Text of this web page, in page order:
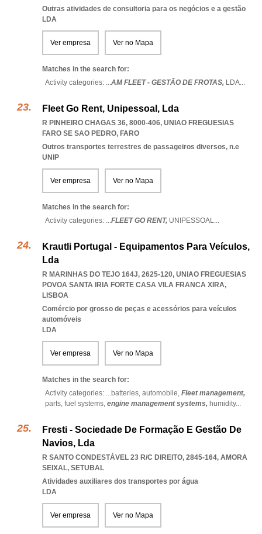
Outras atividades de consultoria para os negócios e a gestão
LDA
Ver empresa Ver no Mapa
Matches in the search for:
Activity categories: ...AM FLEET - GESTÃO DE FROTAS, LDA...
Fleet Go Rent, Unipessoal, Lda
R PINHEIRO CHAGAS 36, 8000-406, UNIAO FREGUESIAS
FARO SE SAO PEDRO, FARO
Outros transportes terrestres de passageiros diversos, n.e
UNIP
Ver empresa Ver no Mapa
Matches in the search for:
Activity categories: ...FLEET GO RENT, UNIPESSOAL...
Krautli Portugal - Equipamentos Para Veículos,
Lda
R MARINHAS DO TEJO 164J, 2625-120, UNIAO FREGUESIAS
POVOA SANTA IRIA FORTE CASA VILA FRANCA XIRA,
LISBOA
Comércio por grosso de peças e acessórios para veículos
automóveis
LDA
Ver empresa Ver no Mapa
Matches in the search for:
Activity categories: ...batteries, automobile, Fleet management,
parts, fuel systems, engine management systems, humidity...
Fresti - Sociedade De Formação E Gestão De
Navios, Lda
R SANTO CONDESTÁVEL 23 R/C DIREITO, 2845-164, AMORA
SEIXAL, SETUBAL
Atividades auxiliares dos transportes por água
LDA
Ver empresa Ver no Mapa